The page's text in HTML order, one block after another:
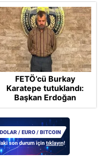
FETÖ’cü Burkay
Karatepe tutuklandı:
Başkan Erdoğan
şikayetçi oldu! 5 suçtan
dava talebi